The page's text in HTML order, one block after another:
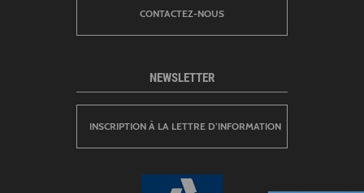
CONTACTEZ-NOUS
NEWSLETTER
INSCRIPTION À LA LETTRE D’INFORMATION